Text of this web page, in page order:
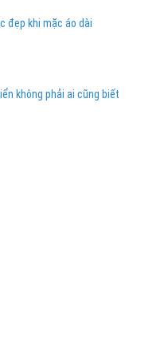
đẹp khi mặc áo dài
không phải ai cũng biết